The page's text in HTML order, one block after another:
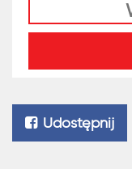
Udostępnij